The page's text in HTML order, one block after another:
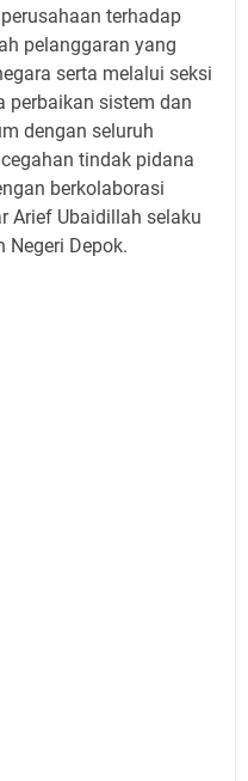
terhadap
pelanggaran yang
serta melalui seksi
perbaikan sistem dan
dengan seluruh
tindak pidana
berkolaborasi
Arief Ubaidillah selaku
Negeri Depok.